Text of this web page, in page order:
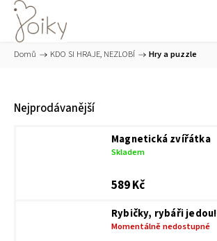
Domů / KDO SI HRAJE, NEZLOBÍ / Hry a puzzle
Nejprodávanější
Magnetická zvířátka
Skladem
589 Kč
Rybičky, rybáři jedou!
Momentálně nedostupné